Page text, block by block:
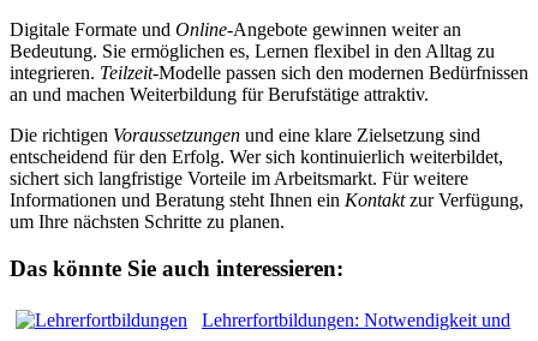
Digitale Formate und Online-Angebote gewinnen weiter an
Bedeutung. Sie ermöglichen es, Lernen flexibel in den Alltag zu
integrieren. Teilzeit-Modelle passen sich den modernen Bedürfnissen
an und machen Weiterbildung für Berufstätige attraktiv.
Die richtigen Voraussetzungen und eine klare Zielsetzung sind
entscheidend für den Erfolg. Wer sich kontinuierlich weiterbildet,
sichert sich langfristige Vorteile im Arbeitsmarkt. Für weitere
Informationen und Beratung steht Ihnen ein Kontaktzur Verfügung,
um Ihre nächsten Schritte zu planen.
Das könnte Sie auch interessieren:
Lehrerfortbildungen: Notwendigkeit und